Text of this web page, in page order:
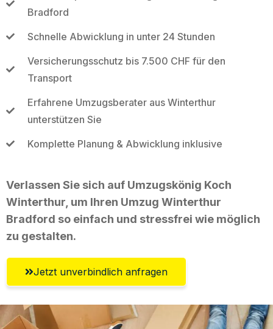
Bradford
Schnelle Abwicklung in unter 24 Stunden
Versicherungsschutz bis 7.500 CHF für den
Transport
Erfahrene Umzugsberater aus Winterthur
unterstützen Sie
Komplette Planung & Abwicklung inklusive
Verlassen Sie sich auf Umzugskönig Koch
Winterthur, um Ihren Umzug Winterthur
Bradford so einfach und stressfrei wie möglich
zu gestalten.
Jetzt unverbindlich anfragen